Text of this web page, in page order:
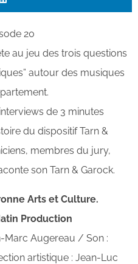
20
au jeu des trois questions
autour des musiques
de 3 minutes
du dispositif Tarn &
membres du jury,
son Tarn & Garock.
Arts et Culture.
Production
Marc Augereau / Son :
artistique : Jean-Luc